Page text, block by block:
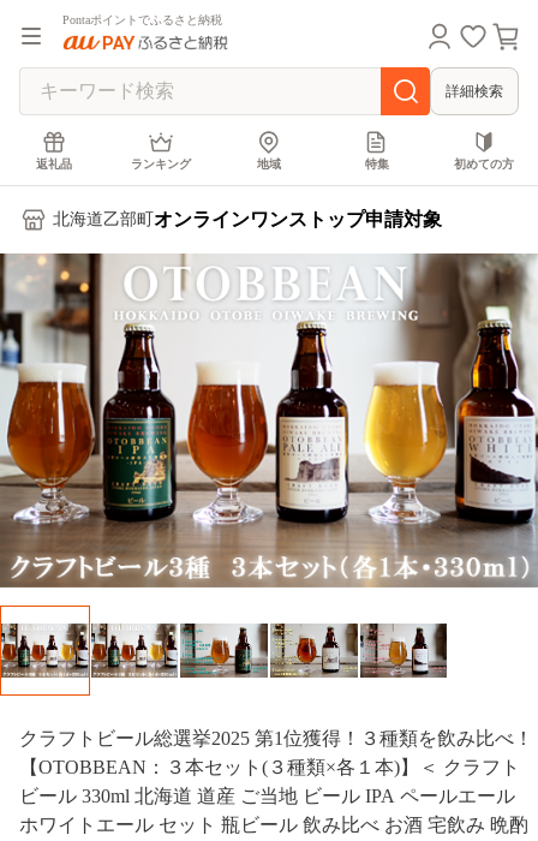
Pontaポイントでふるさと納税
詳細検索
返礼品 ランキング 地域 特集 初めての方
北海道乙部町 オンラインワンストップ申請対象
クラフトビール総選挙2025 第1位獲得！３種類を飲み比べ！
【OTOBBEAN：３本セット(３種類×各１本)】＜ クラフト
ビール 330ml 北海道 道産 ご当地 ビール IPA ペールエール
ホワイトエール セット 瓶ビール 飲み比べ お酒 宅飲み 晩酌